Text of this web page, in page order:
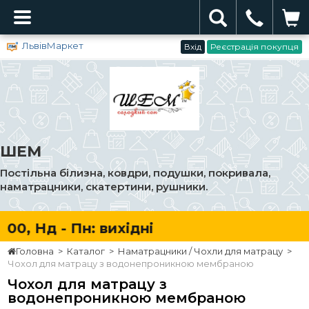
Вхід Реєстрація покупця
ЛьвівМаркет
ШЕМ
Постільна білизна, ковдри, подушки, покривала,
наматрацники, скатертини, рушники.
Нд - Пн: вихідні
Головна > Каталог > Наматрацники / Чохли для матрацу >
Чохол для матрацу з водонепроникною мембраною
Чохол для матрацу з
водонепроникною мембраною